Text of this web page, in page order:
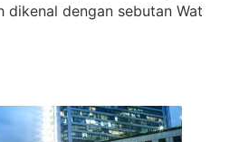
dikenal dengan sebutan Wat